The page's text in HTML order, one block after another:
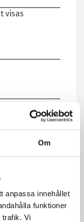
Om
anpassa innehållet
funktioner
trafik. Vi
visas